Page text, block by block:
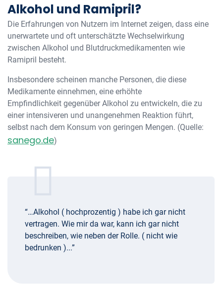
Alkohol und Ramipril?
Die Erfahrungen von Nutzern im Internet zeigen, dass eine
unerwartete und oft unterschätzte Wechselwirkung
zwischen Alkohol und Blutdruckmedikamenten wie
Ramipril besteht.
Insbesondere scheinen manche Personen, die diese
Medikamente einnehmen, eine erhöhte
Empfindlichkeit gegenüber Alkohol zu entwickeln, die zu
einer intensiveren und unangenehmen Reaktion führt,
selbst nach dem Konsum von geringen Mengen. (Quelle:
sanego.de)
“…Alkohol ( hochprozentig ) habe ich gar nicht
vertragen. Wie mir da war, kann ich gar nicht
beschreiben, wie neben der Rolle. ( nicht wie
bedrunken )...”